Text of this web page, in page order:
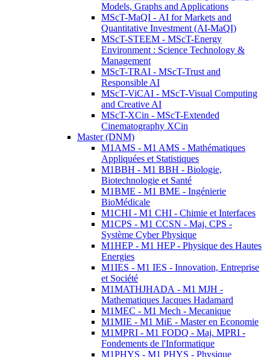
Models, Graphs and Applications
MScT-MaQI - AI for Markets and
Quantitative Investment (AI-MaQI)
MScT-STEEM - MScT-Energy
Environment : Science Technology &
Management
MScT-TRAI - MScT-Trust and
Responsible AI
MScT-ViCAI - MScT-Visual Computing
and Creative AI
MScT-XCin - MScT-Extended
Cinematography XCin
Master (DNM)
M1AMS - M1 AMS - Mathématiques
Appliquées et Statistiques
M1BBH - M1 BBH - Biologie,
Biotechnologie et Santé
M1BME - M1 BME - Ingénierie
BioMédicale
M1CHI - M1 CHI - Chimie et Interfaces
M1CPS - M1 CCSN - Maj. CPS -
Système Cyber Physique
M1HEP - M1 HEP - Physique des Hautes
Energies
M1IES - M1 IES - Innovation, Entreprise
et Société
M1MATHJHADA - M1 MJH -
Mathematiques Jacques Hadamard
M1MEC - M1 Mech - Mecanique
M1MIE - M1 MiE - Master en Economie
M1MPRI - M1 FODQ - Maj. MPRI -
Fondements de l'Informatique
M1PHYS - M1 PHYS - Physique